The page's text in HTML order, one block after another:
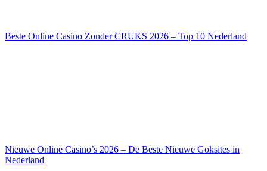
Beste Online Casino Zonder CRUKS 2026 – Top 10 Nederland
Nieuwe Online Casino’s 2026 – De Beste Nieuwe Goksites in
Nederland